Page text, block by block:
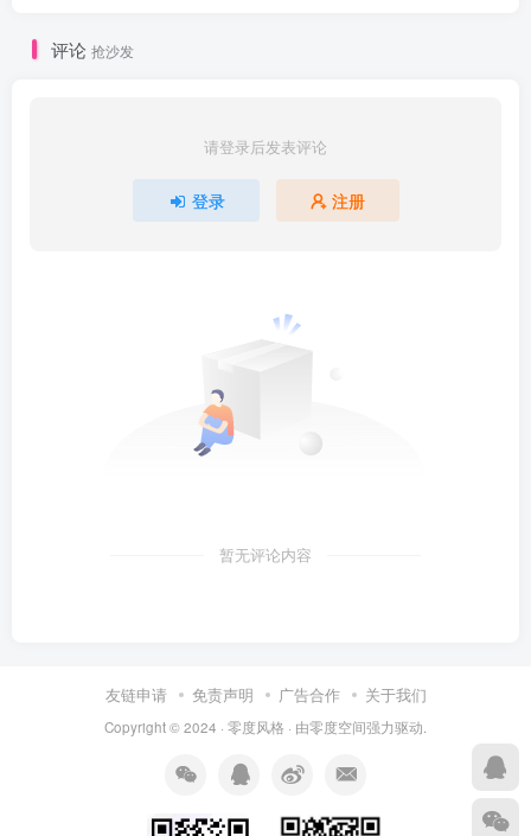
评论 抢沙发
请登录后发表评论
登录 注册
暂无评论内容
友链申请 免责声明 广告合作 关于我们
Copyright © 2024 · 零度风格 · 由零度空间强力驱动.